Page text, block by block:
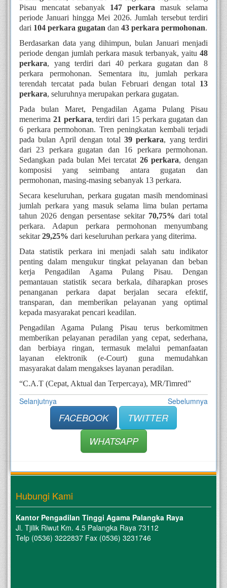
Pisau mencatat sebanyak 147 perkara masuk selama
periode Januari hingga Mei 2026. Jumlah tersebut terdiri
dari 104 perkara gugatan dan 43 perkara permohonan.
Berdasarkan data yang dihimpun, bulan Januari menjadi
periode dengan jumlah perkara masuk terbanyak, yaitu 48
perkara, yang terdiri dari 40 perkara gugatan dan 8
perkara permohonan. Sementara itu, jumlah perkara
terendah tercatat pada bulan Februari dengan total 13
perkara, seluruhnya merupakan perkara gugatan.
Pada bulan Maret, Pengadilan Agama Pulang Pisau
menerima 21 perkara, terdiri dari 15 perkara gugatan dan
6 perkara permohonan. Tren peningkatan kembali terjadi
pada bulan April dengan total 39 perkara, yang terdiri
dari 23 perkara gugatan dan 16 perkara permohonan.
Sedangkan pada bulan Mei tercatat 26 perkara, dengan
komposisi yang seimbang antara gugatan dan
permohonan, masing-masing sebanyak 13 perkara.
Secara keseluruhan, perkara gugatan masih mendominasi
jumlah perkara yang masuk selama lima bulan pertama
tahun 2026 dengan persentase sekitar 70,75% dari total
perkara. Adapun perkara permohonan menyumbang
sekitar29,25% dari keseluruhan perkara yang diterima.
Data statistik perkara ini menjadi salah satu indikator
penting dalam mengukur tingkat pelayanan dan beban
kerja Pengadilan Agama Pulang Pisau. Dengan
pemantauan statistik secara berkala, diharapkan proses
penanganan perkara dapat berjalan secara efektif,
transparan, dan memberikan pelayanan yang optimal
kepada masyarakat pencari keadilan.
Pengadilan Agama Pulang Pisau terus berkomitmen
memberikan pelayanan peradilan yang cepat, sederhana,
dan berbiaya ringan, termasuk melalui pemanfaatan
layanan elektronik (e-Court) guna memudahkan
masyarakat dalam mengakses layanan peradilan.
“C.A.T (Cepat, Aktual dan Terpercaya), MR/Timred”
Selanjutnya Sebelumnya
FACEBOOK
TWITTER
WHATSAPP
Hubungi Kami
Kantor Pengadilan Tinggi Agama Palangka Raya
Jl. Tjilik Riwut Km. 4.5 Palangka Raya 73112
Telp (0536) 3222837 Fax (0536) 3231746